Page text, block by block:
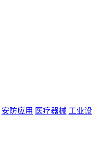
安防应用 医疗器械 工业设